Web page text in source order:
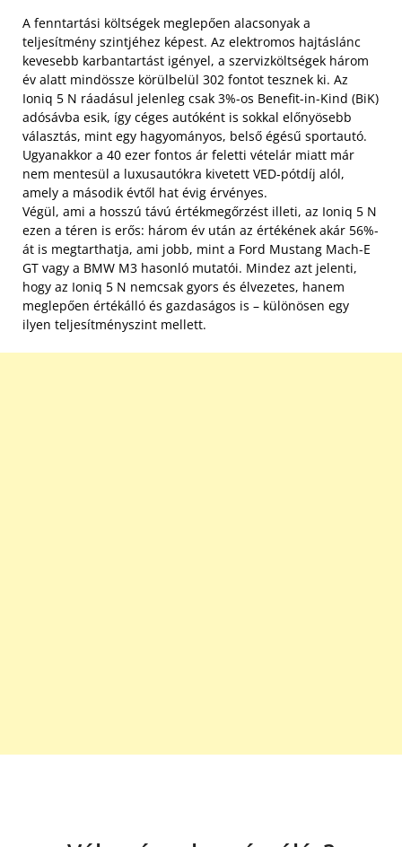
A fenntartási költségek meglepően alacsonyak a
teljesítmény szintjéhez képest. Az elektromos hajtáslánc
kevesebb karbantartást igényel, a szervizköltségek három
év alatt mindössze körülbelül 302 fontot tesznek ki. Az
Ioniq 5 N ráadásul jelenleg csak 3%-os Benefit-in-Kind (BiK)
adósávba esik, így céges autóként is sokkal előnyösebb
választás, mint egy hagyományos, belső égésű sportautó.
Ugyanakkor a 40 ezer fontos ár feletti vételár miatt már
nem mentesül a luxusautókra kivetett VED-pótdíj alól,
amely a második évtől hat évig érvényes.
Végül, ami a hosszú távú értékmegőrzést illeti, az Ioniq 5 N
ezen a téren is erős: három év után az értékének akár 56%-
át is megtarthatja, ami jobb, mint a Ford Mustang Mach-E
GT vagy a BMW M3 hasonló mutatói. Mindez azt jelenti,
hogy az Ioniq 5 N nemcsak gyors és élvezetes, hanem
meglepően értékálló és gazdaságos is – különösen egy
ilyen teljesítményszint mellett.